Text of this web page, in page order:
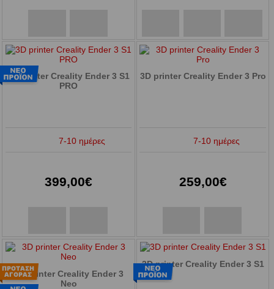
3D printer Creality Ender 3 S1
PRO
7-10 ημέρες
399,00€
3D printer Creality Ender 3 Pro
7-10 ημέρες
259,00€
3D printer Creality Ender 3
Neo
3D printer Creality Ender 3 S1